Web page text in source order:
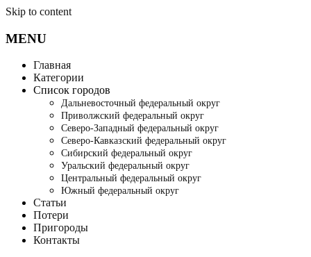
Skip to content
MENU
Главная
Категории
Список городов
Дальневосточный федеральный округ
Приволжский федеральный округ
Северо-Западный федеральный округ
Северо-Кавказский федеральный округ
Сибирский федеральный округ
Уральский федеральный округ
Центральный федеральный округ
Южный федеральный округ
Статьи
Потери
Пригороды
Контакты